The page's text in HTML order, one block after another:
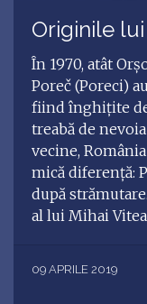
Originile
În 1970, atât
Poreč (Poreci)
fiind înghițite
treabă de
vecine,
mică diferență:
după
al lui Mihai
09 APRILE 2019